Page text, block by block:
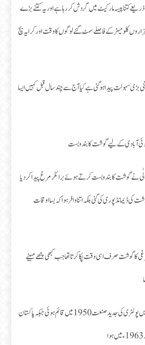
کتنا پیسہ مارکیٹ میں گردش کر رہا ہے اور یہ کتنے بڑے
کلومیٹر کے فاصلے سمٹ گئے لوگوں کا وقت اور کرایہ بچ
بڑی سہولت پیدا ہو گئی ہے کیا آج سے چند سال قبل کہیں ایسا
آبادی کے لیے گوشت کا بندوبست
نے گوشت کا بندوبست کرتے ہوئے برائلر مرغ پیدا کردیا
پوری کی گئی بلکہ اتنا وافر ہوا کہ بسا اوقات
کا گوشت صرف اسی وقت پکا کرتا تھا جب کبھی چھے مہینے
امریکہ اور دیگر ترقی یافتہ ممالک میں پولٹری کی جدید صنعت 1950 میں قائم ہوئی جبکہ پاکستان